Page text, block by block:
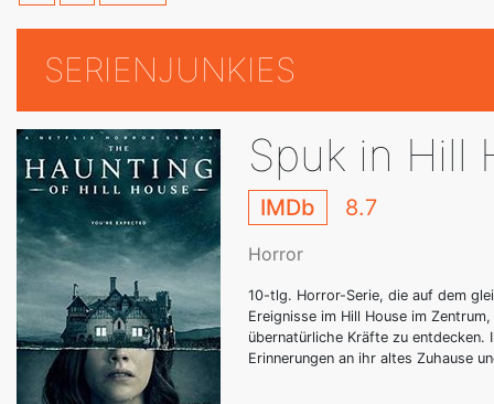
SERIENJUNKIES
Spuk in Hill
IMDb 8.7
Horror
10-tlg. Horror-Serie, die auf dem
Ereignisse im Hill House im
übernatürliche Kräfte zu entdecken.
Erinnerungen an ihr altes Zuhause